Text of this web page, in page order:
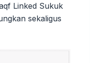
Linked Sukuk
sekaligus